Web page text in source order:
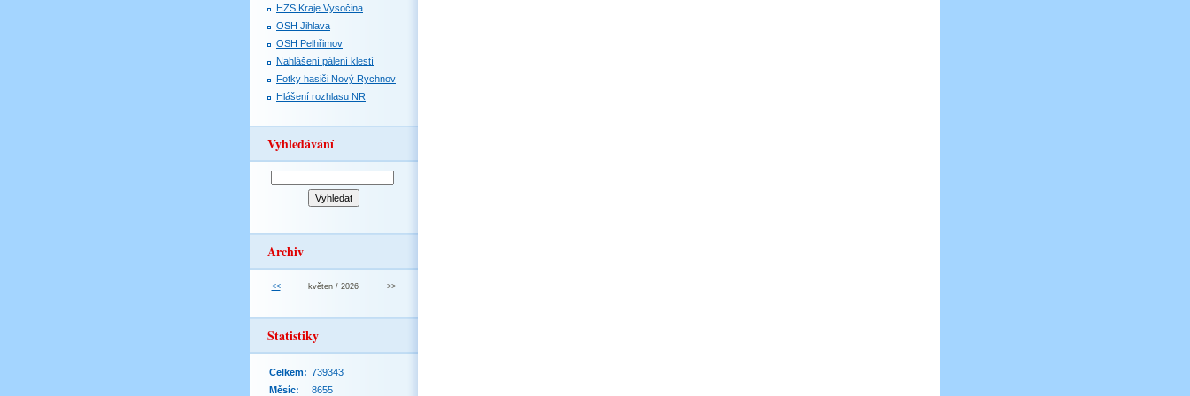
HZS Kraje Vysočina
OSH Jihlava
OSH Pelhřimov
Nahlášení pálení klestí
Fotky hasiči Nový Rychnov
Hlášení rozhlasu NR
Vyhledávání
Archiv
<< květen / 2026 >>
Statistiky
Celkem: 739343
Měsíc:
8655